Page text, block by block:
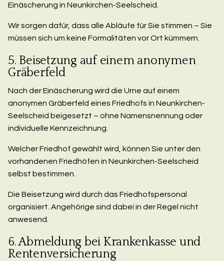
Einäscherung in Neunkirchen-Seelscheid.
Wir sorgen dafür, dass alle Abläufe für Sie stimmen – Sie
müssen sich um keine Formalitäten vor Ort kümmern.
5. Beisetzung auf einem anonymen
Gräberfeld
Nach der Einäscherung wird die Urne auf einem
anonymen Gräberfeld eines Friedhofs in Neunkirchen-
Seelscheid beigesetzt – ohne Namensnennung oder
individuelle Kennzeichnung.
Welcher Friedhof gewählt wird, können Sie unter den
vorhandenen Friedhöfen in Neunkirchen-Seelscheid
selbst bestimmen.
Die Beisetzung wird durch das Friedhofspersonal
organisiert. Angehörige sind dabei in der Regel nicht
anwesend.
6. Abmeldung bei Krankenkasse und
Rentenversicherung